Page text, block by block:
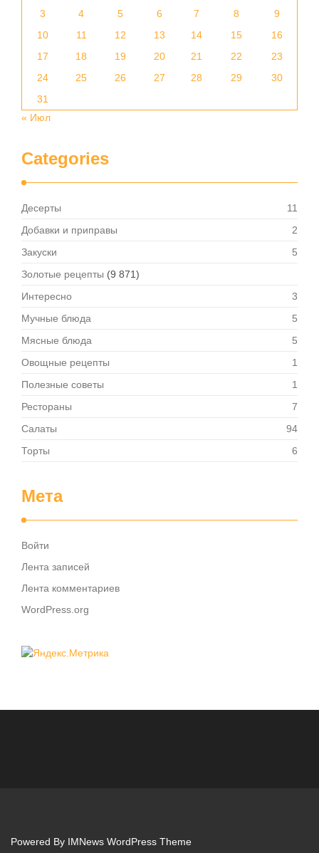
3
4 5 6 7 8
9
10
11 12 13 14 15
16
17
18 19 20 21 22
23
24
25 26 27 28 29
30
31
« Июл
Categories
Десерты
11
Добавки и приправы
2
Закуски
5
Золотые рецепты (9 871)
Интересно
3
Мучные блюда
5
Мясные блюда
5
Овощные рецепты
1
Полезные советы
1
Рестораны
7
Салаты
94
Торты
6
Мета
Войти
Лента записей
Лента комментариев
WordPress.org
Powered By IMNews WordPress Theme